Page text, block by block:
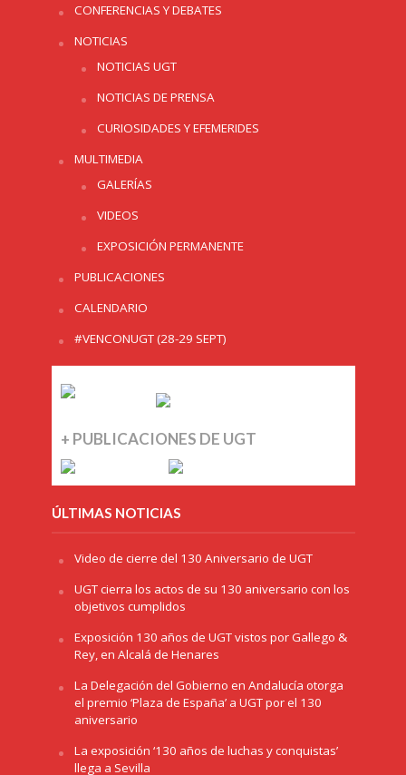
CONFERENCIAS Y DEBATES
NOTICIAS
NOTICIAS UGT
NOTICIAS DE PRENSA
CURIOSIDADES Y EFEMERIDES
MULTIMEDIA
GALERÍAS
VIDEOS
EXPOSICIÓN PERMANENTE
PUBLICACIONES
CALENDARIO
#VENCONUGT (28-29 SEPT)
+ PUBLICACIONES DE UGT
ÚLTIMAS NOTICIAS
Video de cierre del 130 Aniversario de UGT
UGT cierra los actos de su 130 aniversario con los
objetivos cumplidos
Exposición 130 años de UGT vistos por Gallego &
Rey, en Alcalá de Henares
La Delegación del Gobierno en Andalucía otorga
el premio ‘Plaza de España’ a UGT por el 130
aniversario
La exposición ‘130 años de luchas y conquistas’
llega a Sevilla